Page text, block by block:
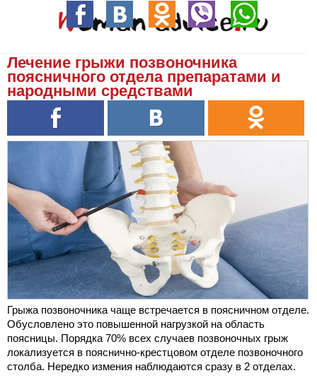
Лечение грыжи позвоночника
поясничного отдела препаратами и
народными средствами
Грыжа позвоночника чаще встречается в поясничном отделе.
Обусловлено это повышенной нагрузкой на область
поясницы. Порядка 70% всех случаев позвоночных грыж
локализуется в пояснично-крестцовом отделе позвоночного
столба. Нередко измения наблюдаются сразу в 2 отделах.